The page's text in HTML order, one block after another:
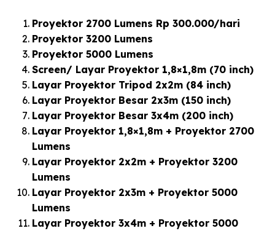
Proyektor 2700 Lumens Rp 300.000/hari
Proyektor 3200 Lumens
Proyektor 5000 Lumens
Screen/ Layar Proyektor 1,8×1,8m (70 inch)
Layar Proyektor Tripod 2x2m (84 inch)
Layar Proyektor Besar 2x3m (150 inch)
Layar Proyektor Besar 3x4m (200 inch)
Layar Proyektor 1,8×1,8m + Proyektor 2700
Lumens
Layar Proyektor 2x2m + Proyektor 3200
Lumens
Layar Proyektor 2x3m + Proyektor 5000
Lumens
Layar Proyektor 3x4m + Proyektor 5000